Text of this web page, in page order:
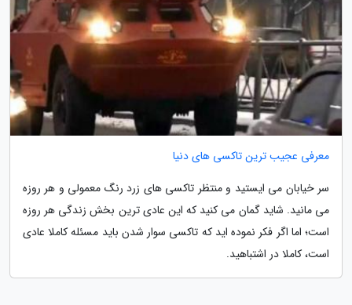
معرفی عجیب ترین تاکسی های دنیا
سر خیابان می ایستید و منتظر تاکسی های زرد رنگ معمولی و هر روزه
می مانید. شاید گمان می کنید که این عادی ترین بخش زندگی هر روزه
است؛ اما اگر فکر نموده اید که تاکسی سوار شدن باید مسئله کاملا عادی
است، کاملا در اشتباهید.